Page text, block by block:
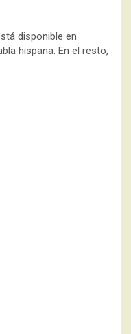
disponible en
hispana. En el resto,